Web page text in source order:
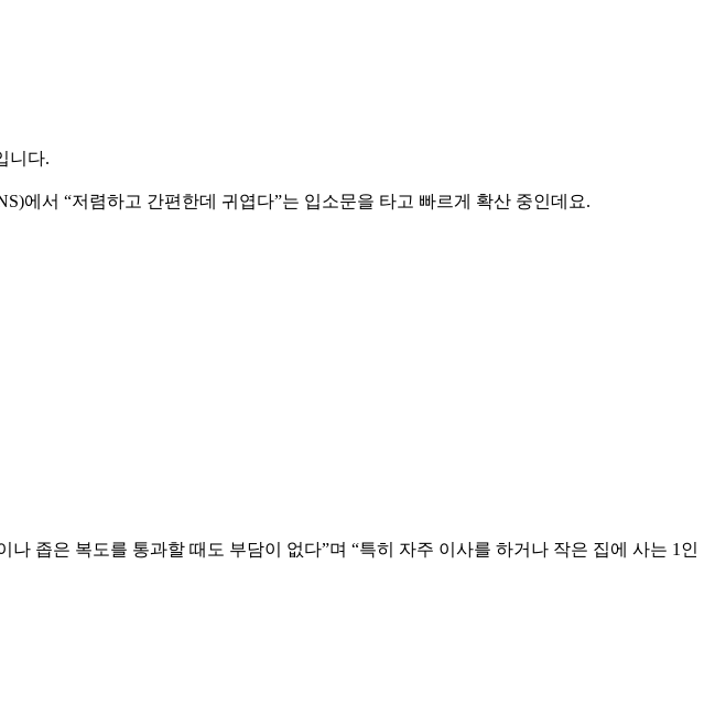
니다.
에서 “저렴하고 간편한데 귀엽다”는 입소문을 타고 빠르게 확산 중인데요.
좁은 복도를 통과할 때도 부담이 없다”며 “특히 자주 이사를 하거나 작은 집에 사는 1인